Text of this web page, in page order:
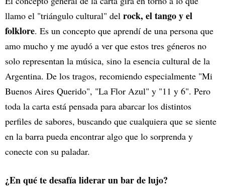
llamo el "triángulo cultural" del rock, el tango y el
folklore. Es un concepto que aprendí de una persona que
amo mucho y me ayudó a ver que estos tres géneros no
solo representan la música, sino la esencia cultural de la
Argentina. De los tragos, recomiendo especialmente "Mi
Buenos Aires Querido", "La Flor Azul" y "11 y 6". Pero
toda la carta está pensada para abarcar los distintos
perfiles de sabores, buscando que cualquiera que se siente
en la barra pueda encontrar algo que lo sorprenda y
conecte con su paladar.
¿En qué te desafía liderar un bar de lujo?